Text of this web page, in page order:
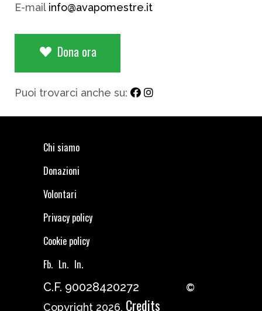
E-mail info@avapomestre.it
Dona ora
Puoi trovarci anche su:
Chi siamo
Donazioni
Volontari
Privacy policy
Cookie policy
Fb. Ln. In.
C.F. 90028420272
©
Copyright 2026, Credits